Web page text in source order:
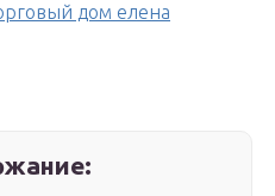
дом елена